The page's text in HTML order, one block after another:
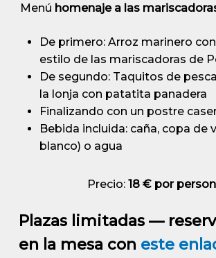
Menú homenaje a las
De primero: Arroz marinero
estilo de las mariscadoras de
De segundo: Taquitos de
la lonja con patatita panadera
Finalizando con un postre
Bebida incluida: caña, copa de
blanco) o agua
Precio: 18 € por
Plazas limitadas —
en la mesa con este